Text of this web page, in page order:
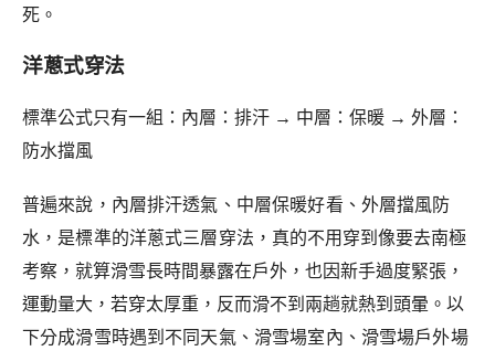
死。
洋蔥式穿法
標準公式只有一組：內層：排汗 → 中層：保暖 → 外層：
防水擋風
普遍來說，內層排汗透氣、中層保暖好看、外層擋風防
水，是標準的洋蔥式三層穿法， 真的不用穿到像要去南極
考察，就算滑雪長時間暴露在戶外，也因新手過度緊張，
運動量大，若穿太厚重，反而滑不到兩趟就熱到頭暈。 以
下分成滑雪時遇到不同天氣、滑雪場室內、滑雪場戶外場